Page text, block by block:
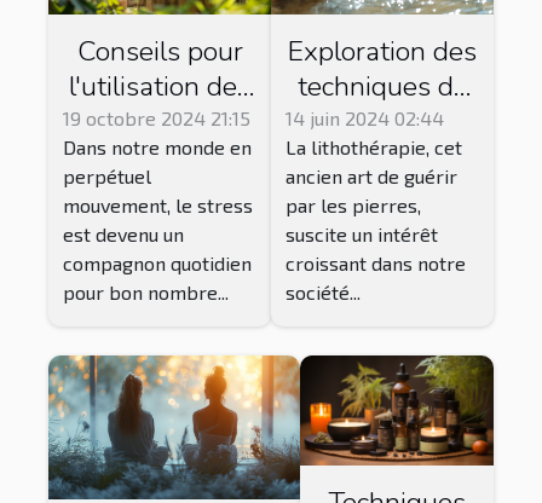
Conseils pour
l'utilisation des
huiles
essentielles
dans la gestion
du stress
19 octobre 2024 21:15
Dans notre monde en
perpétuel
mouvement, le stress
est devenu un
compagnon quotidien
pour bon nombre...
Exploration des
techniques de
purification et
de
rechargement
des pierres en
lithothérapie
14 juin 2024 02:44
La lithothérapie, cet
ancien art de guérir
par les pierres,
suscite un intérêt
croissant dans notre
société...